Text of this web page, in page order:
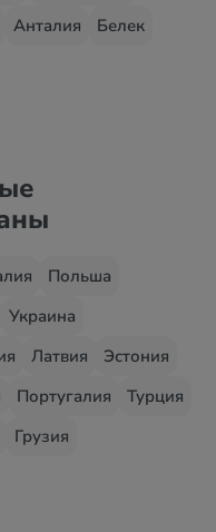
Анталия
Белек
Польша
Украина
Латвия
Эстония
Португалия
Турция
Грузия